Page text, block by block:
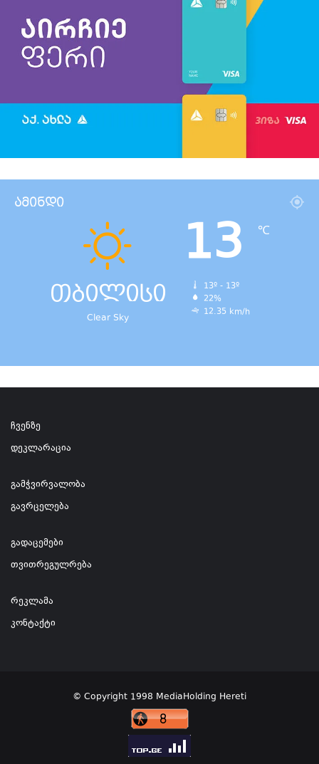
ამინდი
თბილისი
Clear Sky
13 ℃
13º - 13º
22%
12.35 km/h
ჩვენზე
დეკლარაცია
გამჭვირვალობა
გავრცელება
გადაცემები
თვითრეგულრება
რეკლამა
კონტაქტი
© Copyright 1998 MediaHolding Hereti